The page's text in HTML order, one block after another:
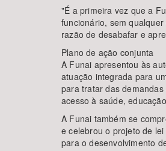
"É a primeira vez que a
funcionário, sem
razão de desabafar e
Plano de ação conjunta
A Funai apresentou às
atuação integrada para
para tratar das
acesso à saúde,
A Funai também se
e celebrou o projeto de
para o desenvolvimento